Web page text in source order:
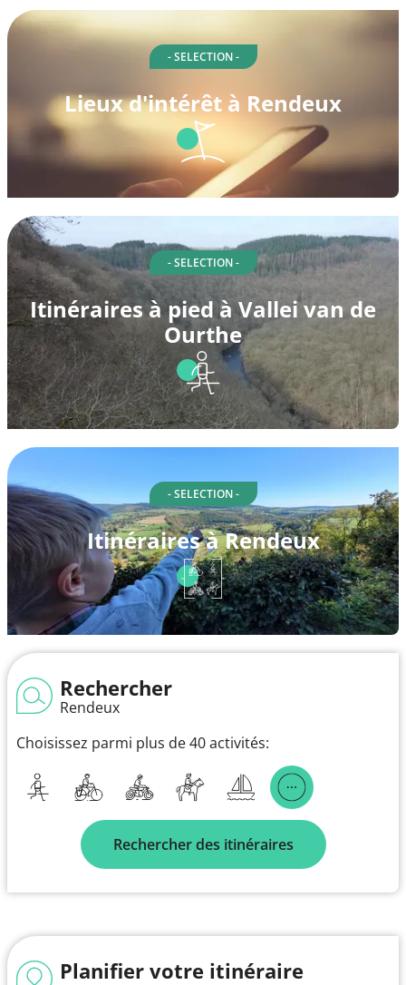
- SELECTION -
Lieux d'intérêt à Rendeux
- SELECTION -
Itinéraires à pied à Vallei van de
Ourthe
- SELECTION -
Itinéraires à Rendeux
Rechercher
Rendeux
Choisissez parmi plus de 40 activités:
Rechercher des itinéraires
Planifier votre itinéraire